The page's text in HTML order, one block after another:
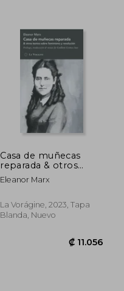
Casa de muñecas
reparada & otros
textos sobre
feminismo y
Eleanor Marx
La Vorágine, 2023, Tapa
Blanda, Nuevo